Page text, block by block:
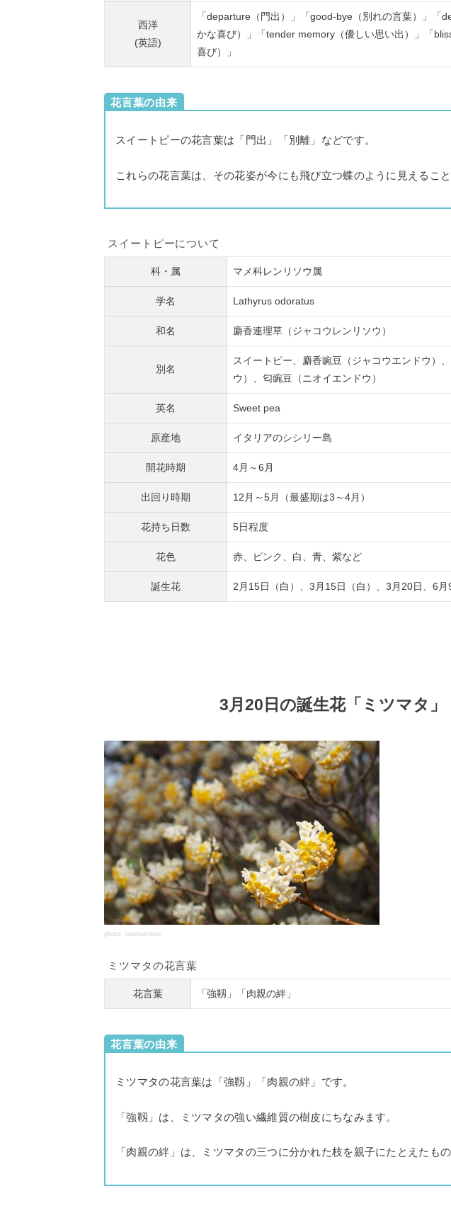
西洋
(英語)
「departure（門出）」「good-bye（別れの言葉）」「
かな喜び）」「tender memory（優しい思い出）」「
喜び）」
花言葉の由来
スイートピーの花言葉は「門出」「別離」などです。
これらの花言葉は、その花姿が今にも飛び立つ蝶のように見えること
スイートピーについて
科・属 マメ科レンリソウ属
学名 Lathyrus odoratus
和名 麝香連理草（ジャコウレンリソウ）
別名
スイートピー、麝香豌豆（ジャコウエンドウ）
ウ）、匂豌豆（ニオイエンドウ）
英名 Sweet pea
原産地 イタリアのシシリー島
開花時期 4月～6月
出回り時期 12月～5月（最盛期は3～4月）
花持ち日数 5日程度
花色 赤、ピンク、白、青、紫など
誕生花 2月15日（白）、3月15日（白）、3月20日、6月
3月20日の誕生花「ミツマタ」
photo: houroumono
ミツマタの花言葉
花言葉 「強靱」「肉親の絆」
花言葉の由来
ミツマタの花言葉は「強靱」「肉親の絆」です。
「強靱」は、ミツマタの強い繊維質の樹皮にちなみます。
「肉親の絆」は、ミツマタの三つに分かれた枝を親子にたとえたもの